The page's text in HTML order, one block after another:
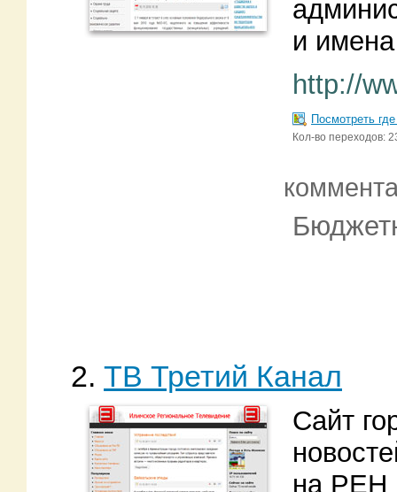
и
http://
Посмотреть
Кол-во переходов:
2. ТВ Третий Канал
Сайт
на РЕН